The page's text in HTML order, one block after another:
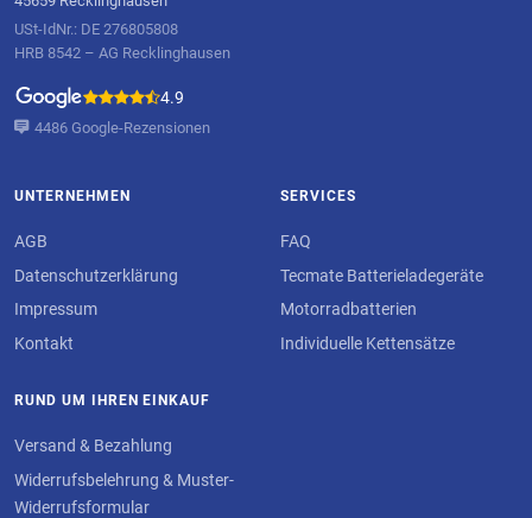
USt-IdNr.: DE 276805808
HRB 8542 – AG Recklinghausen
4.9
4486 Google-Rezensionen
UNTERNEHMEN
AGB
Datenschutzerklärung
Impressum
Kontakt
SERVICES
FAQ
Tecmate Batterieladegeräte
Motorradbatterien
Individuelle Kettensätze
RUND UM IHREN EINKAUF
Versand & Bezahlung
Widerrufsbelehrung & Muster-
Widerrufsformular